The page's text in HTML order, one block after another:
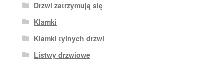
Drzwi zatrzymują się
Klamki
Klamki tylnych drzwi
Listwy drzwiowe